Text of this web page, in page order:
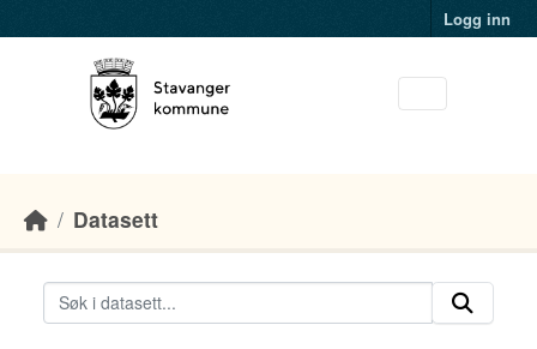
Logg inn
Datasett